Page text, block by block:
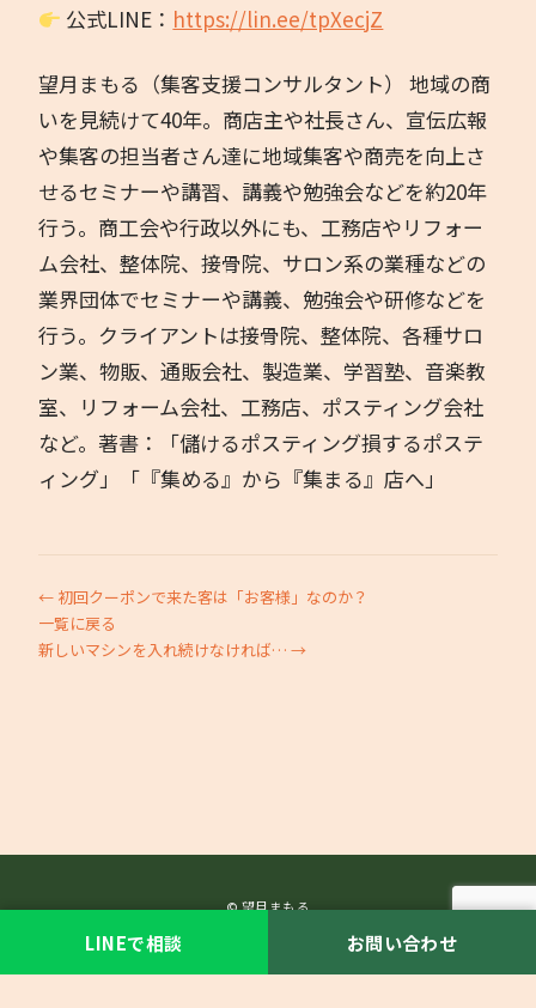
公式LINE： https://lin.ee/tpXecjZ
望月まもる（集客支援コンサルタント） 地域の商
いを見続けて40年。商店主や社長さん、宣伝広報
や集客の担当者さん達に地域集客や商売を向上さ
せるセミナーや講習、講義や勉強会などを約20年
行う。商工会や行政以外にも、工務店やリフォー
ム会社、整体院、接骨院、サロン系の業種などの
業界団体でセミナーや講義、勉強会や研修などを
行う。クライアントは接骨院、整体院、各種サロ
ン業、物販、通販会社、製造業、学習塾、音楽教
室、リフォーム会社、工務店、ポスティング会社
など。著書：「儲けるポスティング損するポステ
ィング」「『集める』から『集まる』店へ」
← 初回クーポンで来た客は「お客様」なのか？
一覧に戻る
新しいマシンを入れ続けなければ… →
© 望月まもる
LINEで相談 お問い合わせ